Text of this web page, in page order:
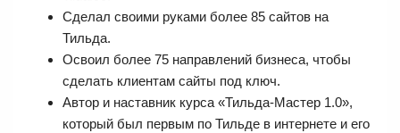
Сделал своими руками более 85 сайтов на
Тильда.
Освоил более 75 направлений бизнеса, чтобы
сделать клиентам сайты под ключ.
Автор и наставник курса «Тильда-Мастер 1.0»,
который был первым по Тильде в интернете и его